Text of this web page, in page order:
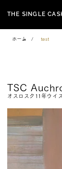
THE SINGLE
ホーム / test
TSC
オスロスク11年ウイ